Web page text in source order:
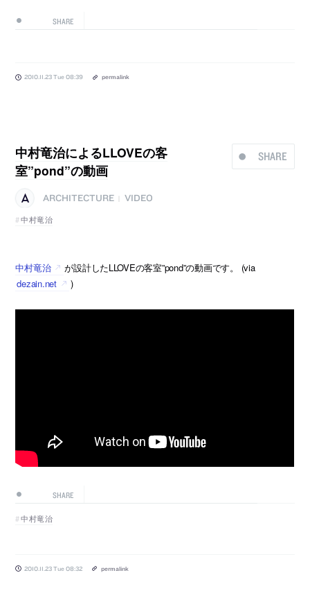
SHARE
2010.11.23 Tue 08:39 permalink
SHARE
中村竜治によるLLOVEの客
室”pond”の動画
ARCHITECTURE
VIDEO
中村竜治
中村竜治
が設計したLLOVEの客室”pond”の動画です。 (via
dezain.net
)
SHARE
中村竜治
2010.11.23 Tue 08:32 permalink